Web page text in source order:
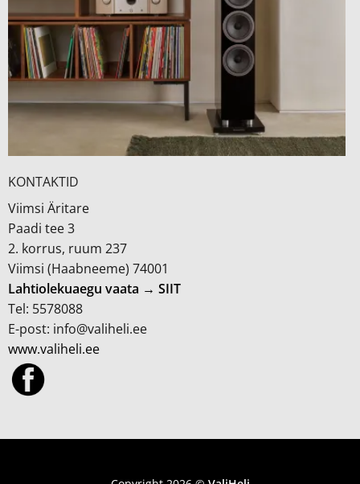
KONTAKTID
Viimsi Äritare
Paadi tee 3
2. korrus, ruum 237
Viimsi (Haabneeme) 74001
Lahtiolekuaegu vaata → SIIT
Tel: 5578088
E-post: info@valiheli.ee
www.valiheli.ee